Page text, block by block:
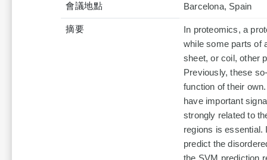
會議地點 Barcelona, Spain
摘要
In proteomics, a
while some parts of
sheet, or coil, other
Previously, these
function of their
have important
strongly related to
regions is essential.
predict the
the SVM prediction